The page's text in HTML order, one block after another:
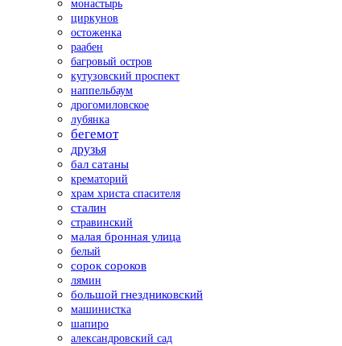
монастырь
циркунов
остоженка
раабен
багровый остров
кутузовский проспект
наппельбаум
дрогомиловское
лубянка
бегемот
друзья
бал сатаны
крематорий
храм христа спасителя
сталин
стравинский
малая бронная улица
белый
сорок сороков
лямин
большой гнездниковский
машинистка
шапиро
александровский сад